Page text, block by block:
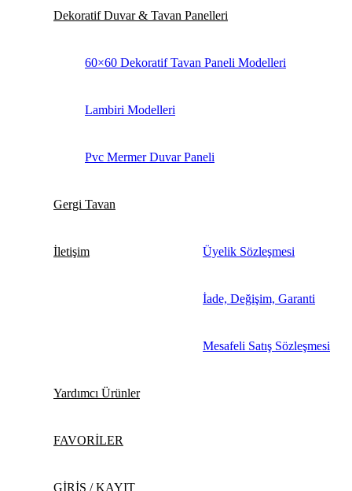
Dekoratif Duvar & Tavan Panelleri
60×60 Dekoratif Tavan Paneli Modelleri
Lambiri Modelleri
Pvc Mermer Duvar Paneli
Gergi Tavan
İletişim Üyelik Sözleşmesi
İade, Değişim, Garanti
Mesafeli Satış Sözleşmesi
Yardımcı Ürünler
FAVORİLER
GİRİŞ / KAYIT